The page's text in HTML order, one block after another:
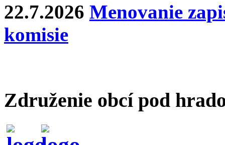
22.7.2026 Menovanie
komisie
Združenie obcí pod